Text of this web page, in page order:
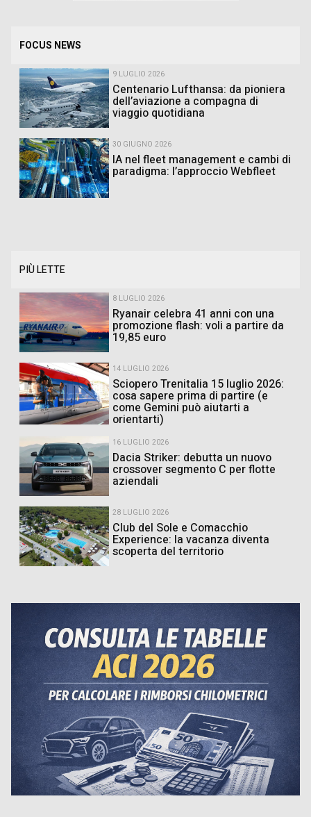
FOCUS NEWS
9 LUGLIO 2026
Centenario Lufthansa: da pioniera
dell’aviazione a compagna di
viaggio quotidiana
30 GIUGNO 2026
IA nel fleet management e cambi di
paradigma: l’approccio Webfleet
PIÙ LETTE
8 LUGLIO 2026
Ryanair celebra 41 anni con una
promozione flash: voli a partire da
19,85 euro
14 LUGLIO 2026
Sciopero Trenitalia 15 luglio 2026:
cosa sapere prima di partire (e
come Gemini può aiutarti a
orientarti)
16 LUGLIO 2026
Dacia Striker: debutta un nuovo
crossover segmento C per flotte
aziendali
28 LUGLIO 2026
Club del Sole e Comacchio
Experience: la vacanza diventa
scoperta del territorio